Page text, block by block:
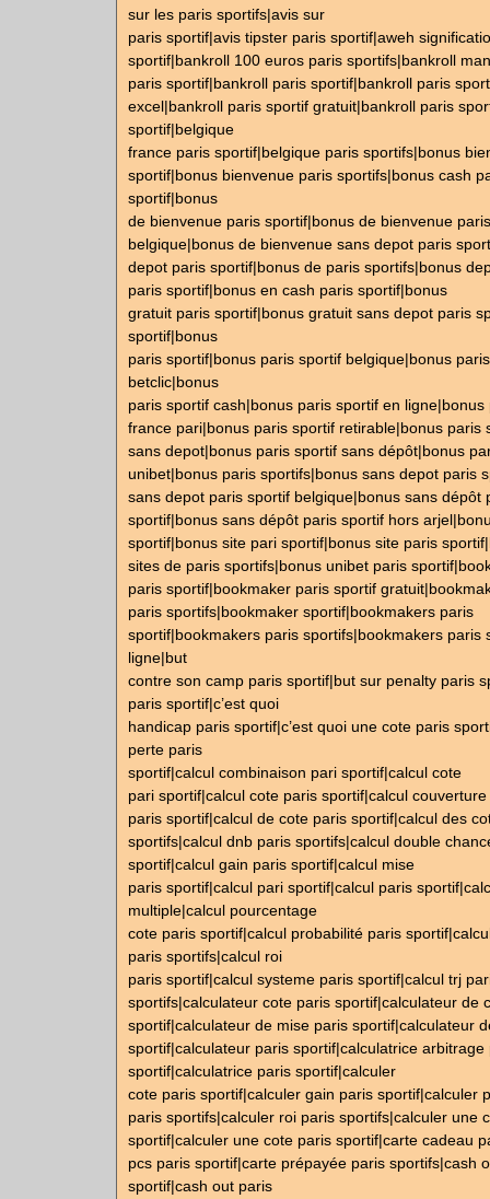
sur les paris sportifs|avis sur
paris sportif|avis tipster paris sportif|aweh
sportif|bankroll 100 euros paris sportifs|bankroll
paris sportif|bankroll paris sportif|bankroll paris
excel|bankroll paris sportif gratuit|bankroll paris
sportif|belgique
france paris sportif|belgique paris sportifs|bonus
sportif|bonus bienvenue paris sportifs|bonus cash
sportif|bonus
de bienvenue paris sportif|bonus de bienvenue
belgique|bonus de bienvenue sans depot paris
depot paris sportif|bonus de paris sportifs|bonus
paris sportif|bonus en cash paris sportif|bonus
gratuit paris sportif|bonus gratuit sans depot paris
sportif|bonus
paris sportif|bonus paris sportif belgique|bonus
betclic|bonus
paris sportif cash|bonus paris sportif en ligne|bonus
france pari|bonus paris sportif retirable|bonus paris
sans depot|bonus paris sportif sans dépôt|bonus
unibet|bonus paris sportifs|bonus sans depot paris
sans depot paris sportif belgique|bonus sans dépôt
sportif|bonus sans dépôt paris sportif hors
sportif|bonus site pari sportif|bonus site paris
sites de paris sportifs|bonus unibet paris
paris sportif|bookmaker paris sportif
paris sportifs|bookmaker sportif|bookmakers paris
sportif|bookmakers paris sportifs|bookmakers paris
ligne|but
contre son camp paris sportif|but sur penalty paris
paris sportif|c’est quoi
handicap paris sportif|c’est quoi une cote paris
perte paris
sportif|calcul combinaison pari sportif|calcul cote
pari sportif|calcul cote paris sportif|calcul couverture
paris sportif|calcul de cote paris sportif|calcul des
sportifs|calcul dnb paris sportifs|calcul double
sportif|calcul gain paris sportif|calcul mise
paris sportif|calcul pari sportif|calcul paris
multiple|calcul pourcentage
cote paris sportif|calcul probabilité paris
paris sportifs|calcul roi
paris sportif|calcul systeme paris sportif|calcul trj
sportifs|calculateur cote paris sportif|calculateur de
sportif|calculateur de mise paris sportif|calculateur
sportif|calculateur paris sportif|calculatrice arbitrage
sportif|calculatrice paris sportif|calculer
cote paris sportif|calculer gain paris sportif|calculer
paris sportifs|calculer roi paris sportifs|calculer une
sportif|calculer une cote paris sportif|carte cadeau
pcs paris sportif|carte prépayée paris sportifs|cash
sportif|cash out paris